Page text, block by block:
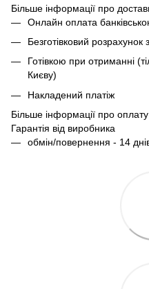
Більше інформації про
Онлайн оплата
Безготівковий
Готівкою при отриманні
Києву)
Накладений платіж
Більше інформації про оплату
Гарантія від виробника
обмін/повернення - 14